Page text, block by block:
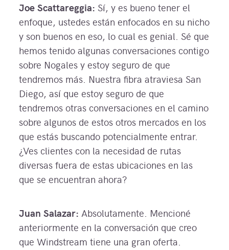
Joe Scattareggia: Sí, y es bueno tener el
enfoque, ustedes están enfocados en su nicho
y son buenos en eso, lo cual es genial. Sé que
hemos tenido algunas conversaciones contigo
sobre Nogales y estoy seguro de que
tendremos más. Nuestra fibra atraviesa San
Diego, así que estoy seguro de que
tendremos otras conversaciones en el camino
sobre algunos de estos otros mercados en los
que estás buscando potencialmente entrar.
¿Ves clientes con la necesidad de rutas
diversas fuera de estas ubicaciones en las
que se encuentran ahora?
Juan Salazar: Absolutamente. Mencioné
anteriormente en la conversación que creo
que Windstream tiene una gran oferta.